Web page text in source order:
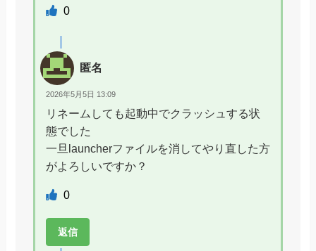
0
匿名
2026年5月5日 13:09
リネームしても起動中でクラッシュする状
態でした
一旦launcherファイルを消してやり直した方
がよろしいですか？
0
返信